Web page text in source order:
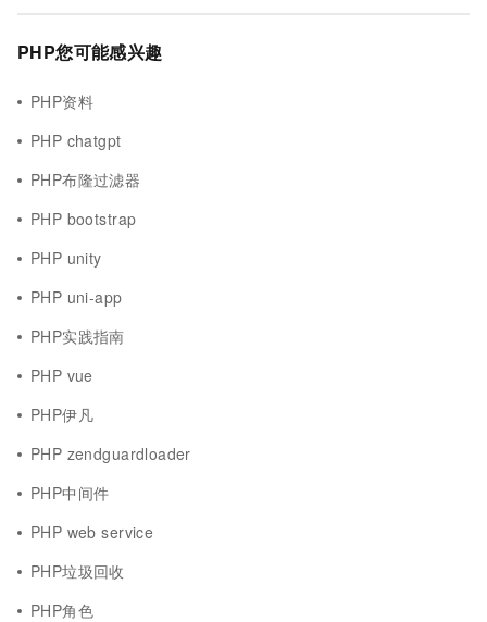
PHP您可能感兴趣
PHP资料
PHP chatgpt
PHP布隆过滤器
PHP bootstrap
PHP unity
PHP uni-app
PHP实践指南
PHP vue
PHP伊凡
PHP zendguardloader
PHP中间件
PHP web service
PHP垃圾回收
PHP角色